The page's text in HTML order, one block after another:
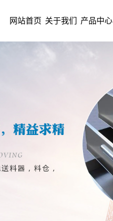
网站首页 关于我们 产品中心